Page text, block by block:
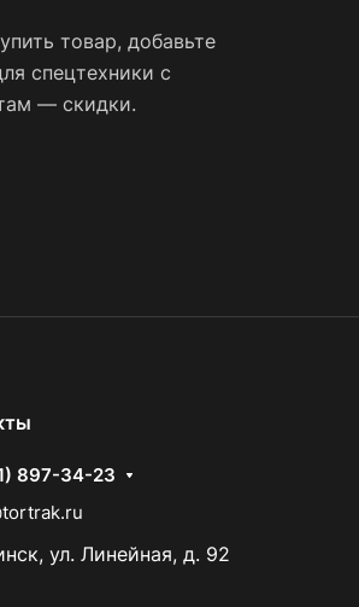
товар, добавьте
спецтехники с
— скидки.
897-34-23
ул. Линейная, д. 92